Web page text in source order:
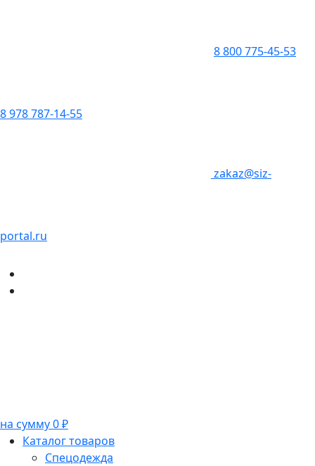
8 800 775-45-53
8 978 787-14-55
zakaz@siz-
portal.ru
на сумму 0 ₽
Каталог товаров
Спецодежда